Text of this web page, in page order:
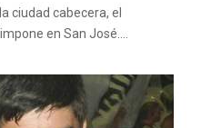
ciudad cabecera, el
en San José....